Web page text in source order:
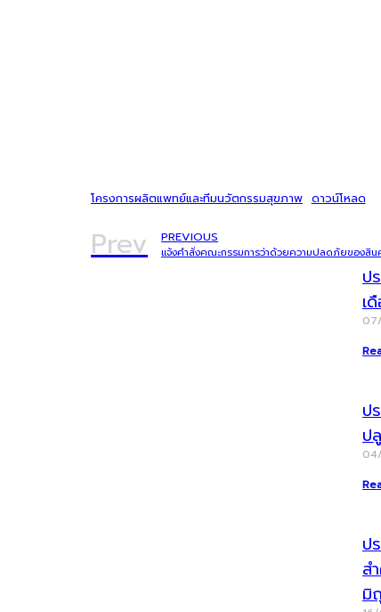
โครงการผลิตแพทย์และทีมนวัตกรรมสุขภาพ ดาวน์โหลด
Prev PREVIOUS
แจ้งคำสั่งคณะกรรมการว่าด้วยความปลดภัยของสิน
ป
เ
ป
ป
ป
ส
มิ